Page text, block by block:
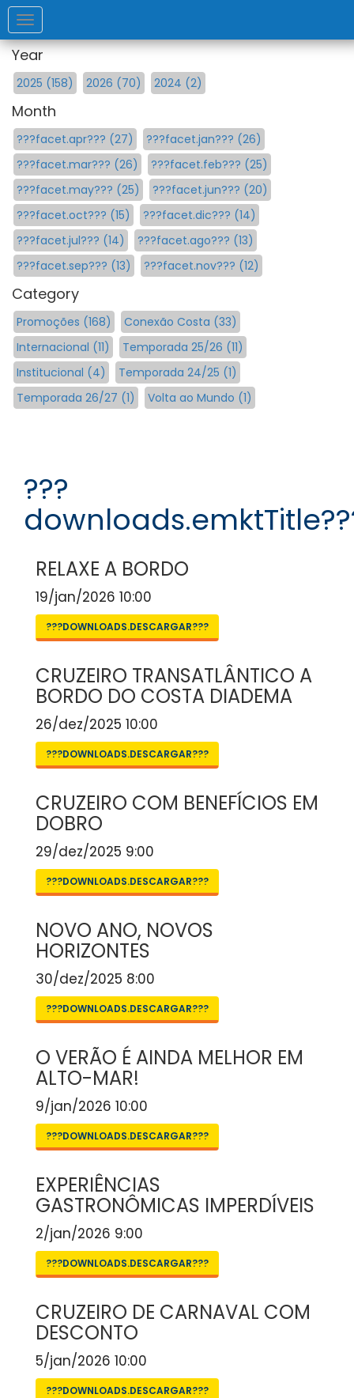
Toggle
navigation
Year
2025 (158) 2026 (70) 2024 (2)
Month
???facet.apr??? (27)
???facet.jan??? (26)
???facet.mar??? (26)
???facet.feb??? (25)
???facet.may??? (25)
???facet.jun??? (20)
???facet.oct??? (15)
???facet.dic??? (14)
???facet.jul??? (14)
???facet.ago??? (13)
???facet.sep??? (13)
???facet.nov??? (12)
Category
Promoções (168)
Conexão Costa (33)
Internacional (11)
Temporada 25/26 (11)
Institucional (4)
Temporada 24/25 (1)
Temporada 26/27 (1)
Volta ao Mundo (1)
???
RELAXE A BORDO
19/jan/2026 10:00
???DOWNLOADS.DESCARGAR???
CRUZEIRO TRANSATLÂNTICO A
BORDO DO COSTA DIADEMA
26/dez/2025 10:00
???DOWNLOADS.DESCARGAR???
CRUZEIRO COM BENEFÍCIOS EM
DOBRO
29/dez/2025 9:00
???DOWNLOADS.DESCARGAR???
NOVO ANO, NOVOS
HORIZONTES
30/dez/2025 8:00
???DOWNLOADS.DESCARGAR???
O VERÃO É AINDA MELHOR EM
ALTO-MAR!
9/jan/2026 10:00
???DOWNLOADS.DESCARGAR???
EXPERIÊNCIAS
GASTRONÔMICAS IMPERDÍVEIS
2/jan/2026 9:00
???DOWNLOADS.DESCARGAR???
CRUZEIRO DE CARNAVAL COM
DESCONTO
5/jan/2026 10:00
???DOWNLOADS.DESCARGAR???